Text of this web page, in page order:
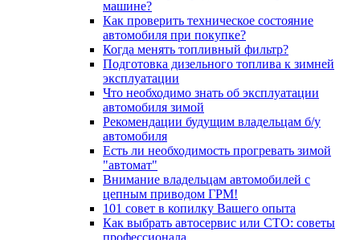
машине?
Как проверить техническое состояние
автомобиля при покупке?
Когда менять топливный фильтр?
Подготовка дизельного топлива к зимней
эксплуатации
Что необходимо знать об эксплуатации
автомобиля зимой
Рекомендации будущим владельцам б/у
автомобиля
Есть ли необходимость прогревать зимой
"автомат"
Внимание владельцам автомобилей с
цепным приводом ГРМ!
101 совет в копилку Вашего опыта
Как выбрать автосервис или СТО: советы
профессионала